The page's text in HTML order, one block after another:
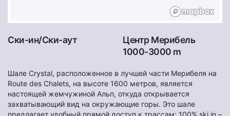
Ски-ин/Ски-аут
Центр Мерибель
1000-3000 m
Шале Crystal, расположенное в лучшей части Мерибеля на
Route des Chalets, на высоте 1600 метров, является
настоящей жемчужиной Альп, откуда открывается
захватывающий вид на окружающие горы. Это шале
предлагает удобный прямой доступ к трассам: 100% ski in –